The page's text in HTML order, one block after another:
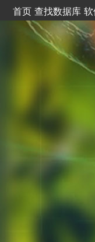
首页 查找数据库